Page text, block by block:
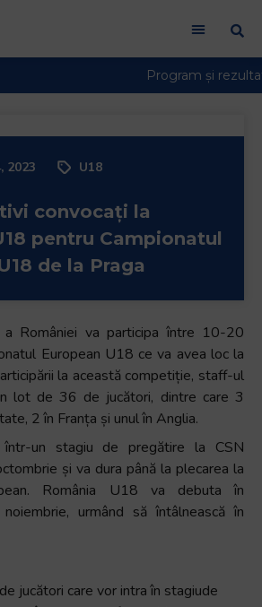
2023 U18
convocați la
pentru Campionatul
de la Praga
României va participa între 10-20
European U18 ce va avea loc la
la această competiție, staff-ul
lot de 36 de jucători, dintre care 3
2 în Franța și unul în Anglia.
un stagiu de pregătire la CSN
și va dura până la plecarea la
România U18 va debuta în
urmând să întâlnească în
jucători care vor intraîn stagiude